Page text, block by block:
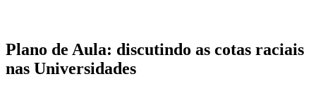
Plano de Aula: discutindo as cotas raciais
nas Universidades